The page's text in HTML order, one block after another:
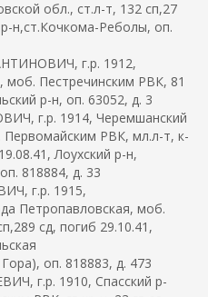
обл., ст.л-т, 132 сп,27
н,ст.Кочкома-Реболы, оп.
г.р. 1912,
моб. Пестречинским РВК, 81
р-н, оп. 63052, д. 3
г.р. 1914, Черемшанский
РВК, мл.л-т, к-
Лоухский р-н,
818884, д. 33
г.р. 1915,
Петропавловская, моб.
сд, погиб 29.10.41,
оп. 818883, д. 473
г.р. 1910, Спасский р-